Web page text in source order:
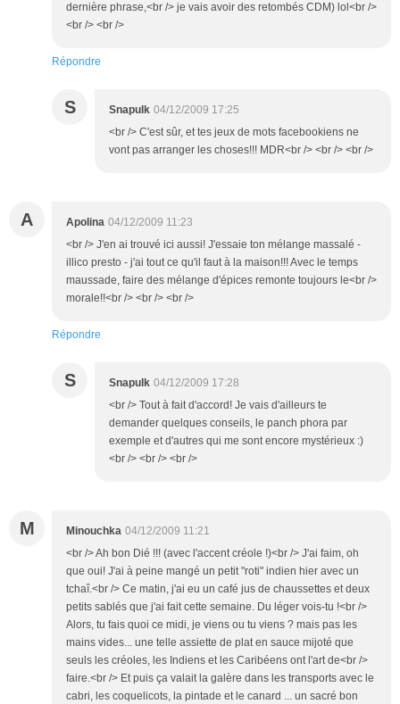
dernière phrase,<br /> je vais avoir des retombés CDM) lol<br />
<br /> <br />
Répondre
S Snapulk 04/12/2009 17:25
<br /> C'est sûr, et tes jeux de mots facebookiens ne
vont pas arranger les choses!!! MDR<br /> <br /> <br />
A Apolina 04/12/2009 11:23
<br /> J'en ai trouvé ici aussi! J'essaie ton mélange massalé -
illico presto - j'ai tout ce qu'il faut à la maison!!! Avec le temps
maussade, faire des mélange d'épices remonte toujours le<br />
morale!!<br /> <br /> <br />
Répondre
S Snapulk 04/12/2009 17:28
<br /> Tout à fait d'accord! Je vais d'ailleurs te
demander quelques conseils, le panch phora par
exemple et d'autres qui me sont encore mystérieux :)
<br /> <br /> <br />
M Minouchka 04/12/2009 11:21
<br /> Ah bon Dié !!! (avec l'accent créole !)<br /> J'ai faim, oh
que oui! J'ai à peine mangé un petit "roti" indien hier avec un
tchaî.<br /> Ce matin, j'ai eu un café jus de chaussettes et deux
petits sablés que j'ai fait cette semaine. Du léger vois-tu !<br />
Alors, tu fais quoi ce midi, je viens ou tu viens ? mais pas les
mains vides... une telle assiette de plat en sauce mijoté que
seuls les créoles, les Indiens et les Caribéens ont l'art de<br />
faire.<br /> Et puis ça valait la galère dans les transports avec le
cabri, les coquelicots, la pintade et le canard ... un sacré bon